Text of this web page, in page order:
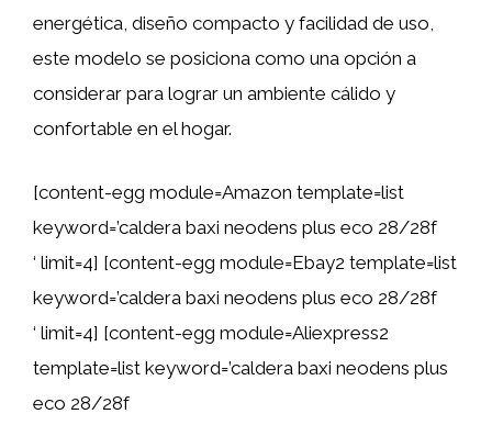
energética, diseño compacto y facilidad de uso,
este modelo se posiciona como una opción a
considerar para lograr un ambiente cálido y
confortable en el hogar.
[content-egg module=Amazon template=list
keyword=’caldera baxi neodens plus eco 28/28f
‘ limit=4] [content-egg module=Ebay2 template=list
keyword=’caldera baxi neodens plus eco 28/28f
‘ limit=4] [content-egg module=Aliexpress2
template=list keyword=’caldera baxi neodens plus
eco 28/28f